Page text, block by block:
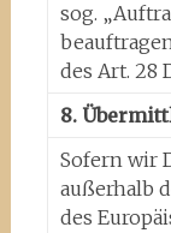
sog.
des Art. 28
8.
Sofern wir
außerhalb
des